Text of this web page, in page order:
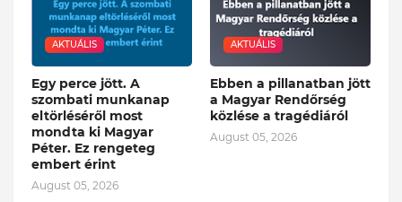
AKTUÁLIS
Egy perce jött. A
szombati munkanap
eltörléséről most
mondta ki Magyar
Péter. Ez rengeteg
embert érint
August 05, 2026
AKTUÁLIS
Ebben a pillanatban jött
a Magyar Rendőrség
közlése a tragédiáról
August 05, 2026